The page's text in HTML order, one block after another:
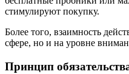
стимулируют покупку.
Более того, взаимность
сфере, но и на уровне
Принцип